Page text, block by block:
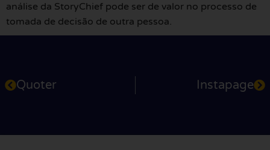
análise da StoryChief pode ser de valor no processo de
tomada de decisão de outra pessoa.
Quoter Instapage